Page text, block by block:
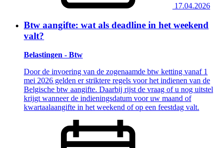
17.04.2026
Btw aangifte: wat als deadline in het weekend
valt?
Belastingen - Btw
Door de invoering van de zogenaamde btw ketting vanaf 1
mei 2026 gelden er striktere regels voor het indienen van de
Belgische btw aangifte. Daarbij rijst de vraag of u nog uitstel
krijgt wanneer de indieningsdatum voor uw maand of
kwartaalaangifte in het weekend of op een feestdag valt.